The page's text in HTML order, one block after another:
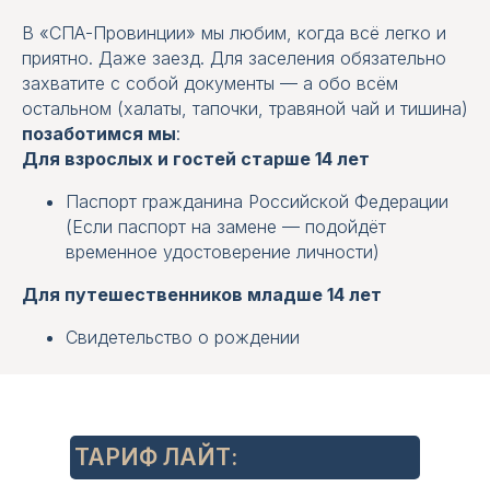
56 м2
ДЕЛЮКС ДЖУНИОР
В «СПА-Провинции» мы любим, когда всё легко и
приятно. Даже заезд. Для заселения обязательно
захватите с собой документы — а обо всём
остальном (халаты, тапочки, травяной чай и тишина)
позаботимся мы:
Для взрослых и гостей старше 14 лет
Паспорт гражданина Российской Федерации
(Если паспорт на замене — подойдёт
временное удостоверение личности)
Для путешественников младше 14 лет
Свидетельство о рождении
ТАРИФ ЛАЙТ: